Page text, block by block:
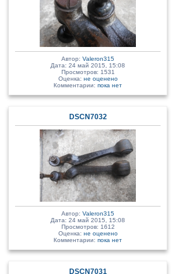
Автор: Valeron315
Дата: 24 май 2015, 15:08
Просмотров: 1531
Оценка: не оценено
Комментарии: пока нет
DSCN7032
Автор: Valeron315
Дата: 24 май 2015, 15:08
Просмотров: 1612
Оценка: не оценено
Комментарии: пока нет
DSCN7031